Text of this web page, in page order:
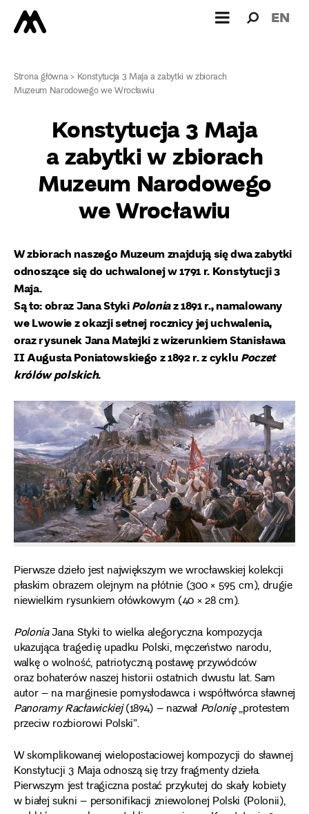
dla: EN
Strona główna> Konstytucja 3 Maja a zabytki w zbiorach
Muzeum Narodowego we Wrocławiu
Konstytucja 3 Maja
a zabytki w zbiorach
Muzeum Narodowego
we Wrocławiu
W zbiorach naszego Muzeum znajdują się dwa zabytki
odnoszące się do uchwalonej w 1791 r. Konstytucji 3
Maja.
Są to: obraz Jana StykiPoloniaz 1891 r., namalowany
we Lwowie z okazji setnej rocznicy jej uchwalenia,
oraz rysunek Jana Matejki z wizerunkiem Stanisława
II Augusta Poniatowskiego z 1892 r. z cyklu Poczet
królów polskich.
Pierwsze dzieło jest największym we wrocławskiej kolekcji
płaskim obrazem olejnym na płótnie (300 × 595 cm), drugie
niewielkim rysunkiem ołówkowym (40 × 28 cm).
PoloniaJana Styki to wielka alegoryczna kompozycja
ukazująca tragedię upadku Polski, męczeństwo narodu,
walkę o wolność, patriotyczną postawę przywódców
oraz bohaterów naszej historii ostatnich dwustu lat. Sam
autor – na marginesie pomysłodawca i współtwórca sławnej
Panoramy Racławickiej(1894) – nazwałPolonię„protestem
przeciw rozbiorowi Polski”.
W skomplikowanej wielopostaciowej kompozycji do sławnej
Konstytucji 3 Maja odnoszą się trzy fragmenty dzieła.
Pierwszym jest tragiczna postać przykutej do skały kobiety
w białej sukni – personifikacji zniewolonej Polski (Polonii),